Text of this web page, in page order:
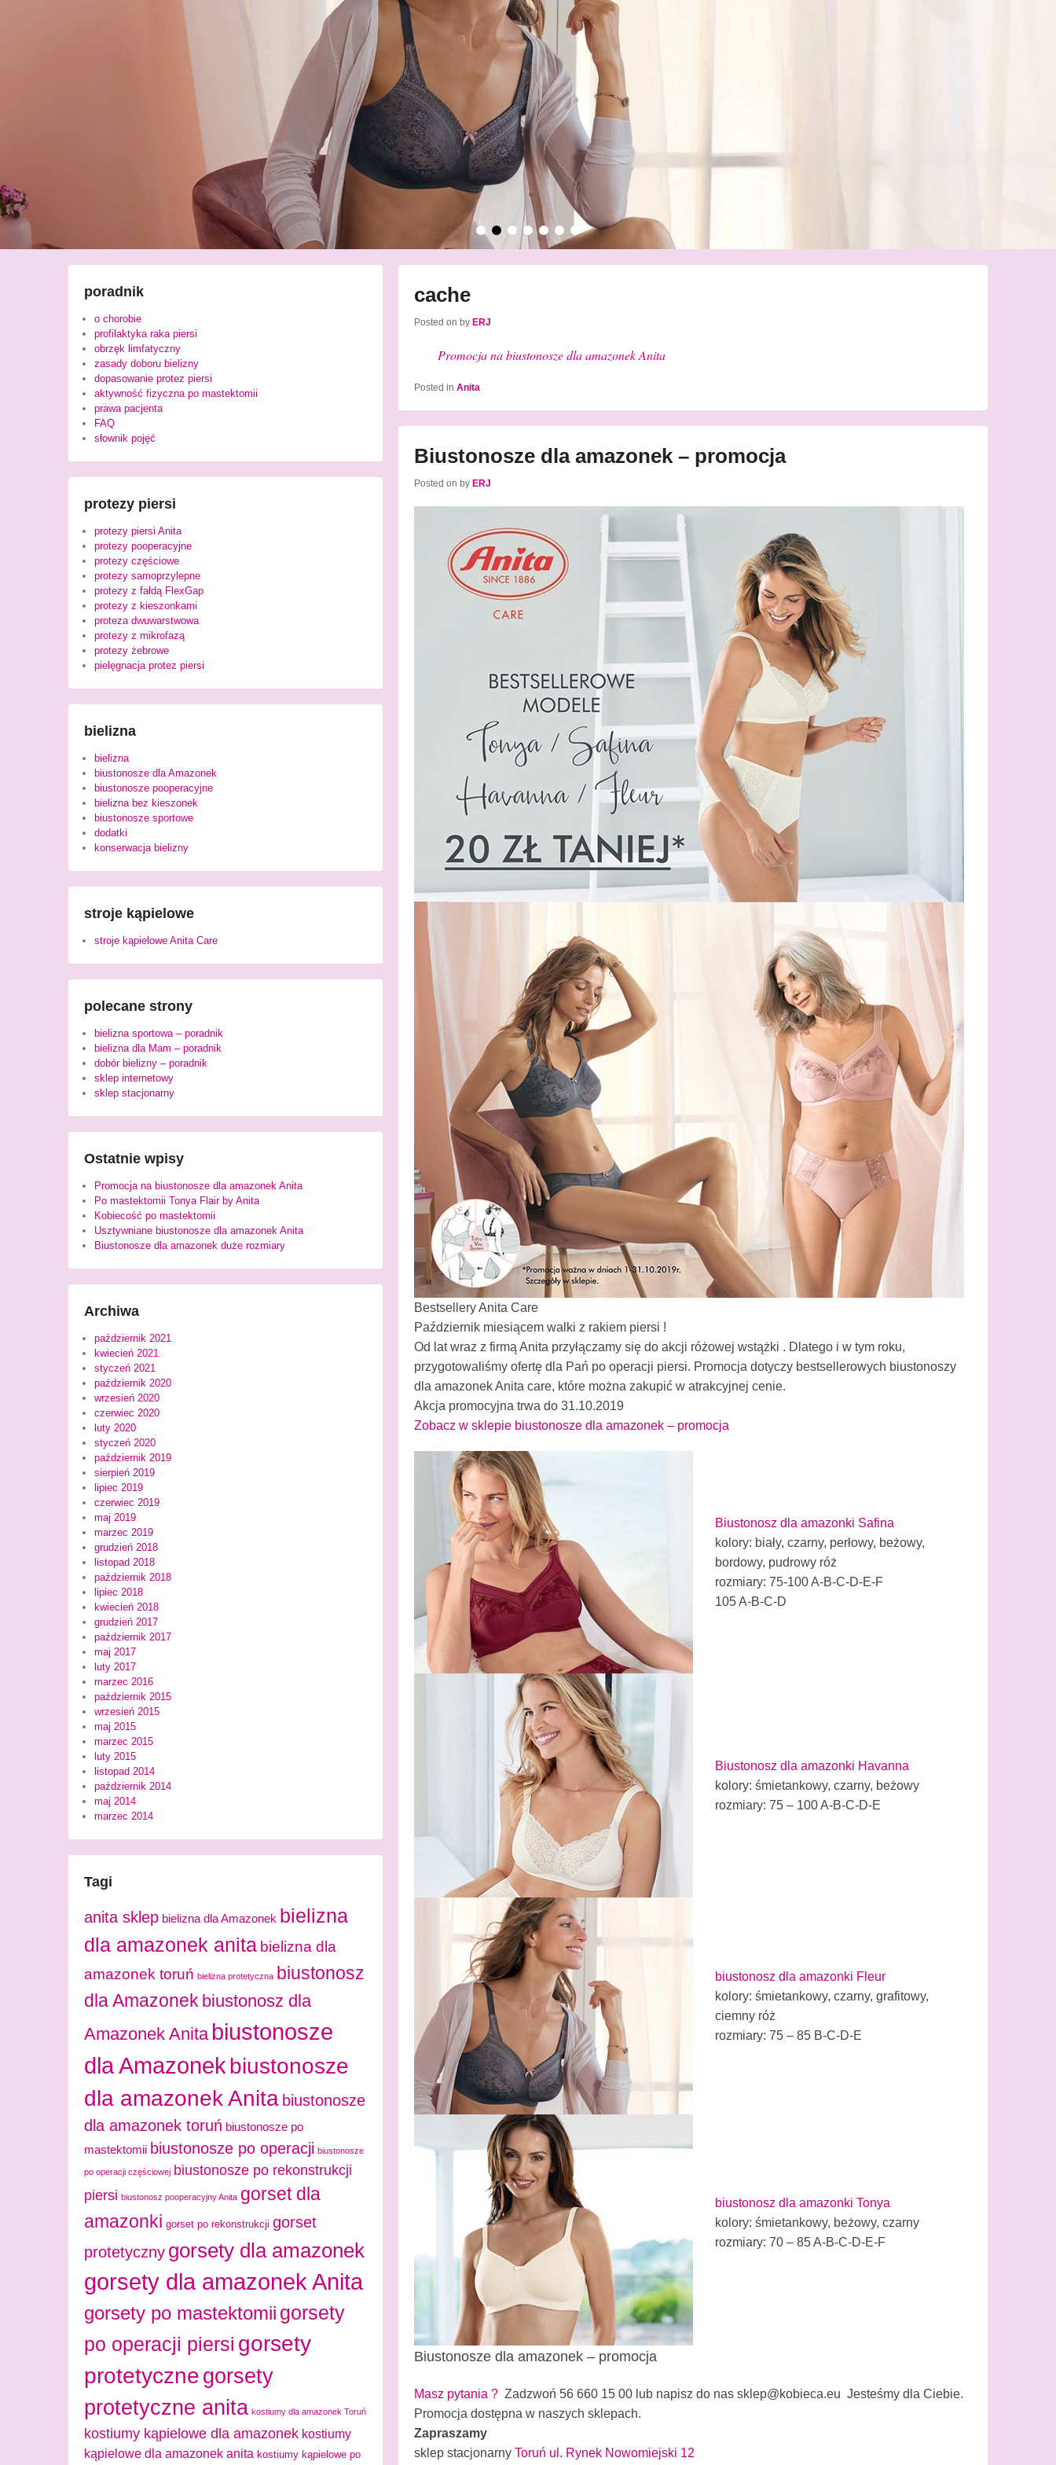
• • • • • •
cache
Posted on by ERJ
Promocja na biustonosze dla amazonek Anita
Posted in Anita
Biustonosze dla amazonek – promocja
Posted on by ERJ
Bestsellery Anita Care
Październik miesiącem walki z rakiem piersi !
Od lat wraz z firmą Anita przyłączamy się do akcji różowej wstążki . Dlatego i w tym roku,
przygotowaliśmy ofertę dla Pań po operacji piersi. Promocja dotyczy bestsellerowych biustonoszy
dla amazonek Anita care, które można zakupić w atrakcyjnej cenie.
Akcja promocyjna trwa do 31.10.2019
Zobacz w sklepie biustonosze dla amazonek – promocja
Biustonosz dla amazonki Safina
kolory: biały, czarny, perłowy, beżowy,
bordowy, pudrowy róż
rozmiary: 75-100 A-B-C-D-E-F
105 A-B-C-D
Biustonosz dla amazonki Havanna
kolory: śmietankowy, czarny, beżowy
rozmiary: 75 – 100 A-B-C-D-E
biustonosz dla amazonki Fleur
kolory: śmietankowy, czarny, grafitowy,
ciemny róż
rozmiary: 75 – 85 B-C-D-E
biustonosz dla amazonki Tonya
kolory: śmietankowy, beżowy, czarny
rozmiary: 70 – 85 A-B-C-D-E-F
Biustonosze dla amazonek – promocja
Masz pytania ? Zadzwoń 56 660 15 00 lub napisz do nas sklep@kobieca.eu Jesteśmy dla Ciebie.
Promocja dostępna w naszych sklepach.
Zapraszamy
sklep stacjonarny Toruń ul. Rynek Nowomiejski 12
poradnik
o chorobie
profilaktyka raka piersi
obrzęk limfatyczny
zasady doboru bielizny
dopasowanie protez piersi
aktywność fizyczna po mastektomii
prawa pacjenta
FAQ
słownik pojęć
protezy piersi
protezy piersi Anita
protezy pooperacyjne
protezy częściowe
protezy samoprzylepne
protezy z fałdą FlexGap
protezy z kieszonkami
proteza dwuwarstwowa
protezy z mikrofazą
protezy żebrowe
pielęgnacja protez piersi
bielizna
bielizna
biustonosze dla Amazonek
biustonosze pooperacyjne
bielizna bez kieszonek
biustonosze sportowe
dodatki
konserwacja bielizny
stroje kąpielowe
stroje kąpielowe Anita Care
polecane strony
bielizna sportowa – poradnik
bielizna dla Mam – poradnik
dobór bielizny – poradnik
sklep internetowy
sklep stacjonarny
Ostatnie wpisy
Promocja na biustonosze dla amazonek Anita
Po mastektomii Tonya Flair by Anita
Kobiecość po mastektomii
Usztywniane biustonosze dla amazonek Anita
Biustonosze dla amazonek duże rozmiary
Archiwa
październik 2021
kwiecień 2021
styczeń 2021
październik 2020
wrzesień 2020
czerwiec 2020
luty 2020
styczeń 2020
październik 2019
sierpień 2019
lipiec 2019
czerwiec 2019
maj 2019
marzec 2019
grudzień 2018
listopad 2018
październik 2018
lipiec 2018
kwiecień 2018
grudzień 2017
październik 2017
maj 2017
luty 2017
marzec 2016
październik 2015
wrzesień 2015
maj 2015
marzec 2015
luty 2015
listopad 2014
październik 2014
maj 2014
marzec 2014
Tagi
anita sklep bielizna dla Amazonek bielizna
dla amazonek anita bielizna dla
amazonek toruń bielizna protetyczna biustonosz
dla Amazonek biustonosz dla
Amazonek Anita biustonosze
dla Amazonekbiustonosze
dla amazonek Anita biustonosze
dla amazonek toruń biustonosze po
mastektomii biustonosze po operacji biustonosze
po operacji częściowej biustonosze po rekonstrukcji
piersi biustonosz pooperacyjny Anita gorset dla
amazonki gorset po rekonstrukcji gorset
protetyczny gorsety dla amazonek
gorsety dla amazonek Anita
gorsety po mastektomii gorsety
po operacji piersi gorsety
protetycznegorsety
protetyczne anita kostiumy dla amazonek Toruń
kostiumy kąpielowe dla amazonek kostiumy
kąpielowe dla amazonek anita kostiumy kąpielowe po